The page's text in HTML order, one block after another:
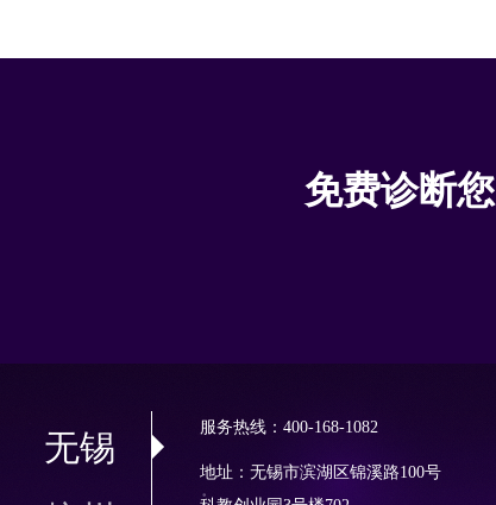
免费诊断
无锡
服务热线：400-168-1082
地址：无锡市滨湖区锦溪路100号